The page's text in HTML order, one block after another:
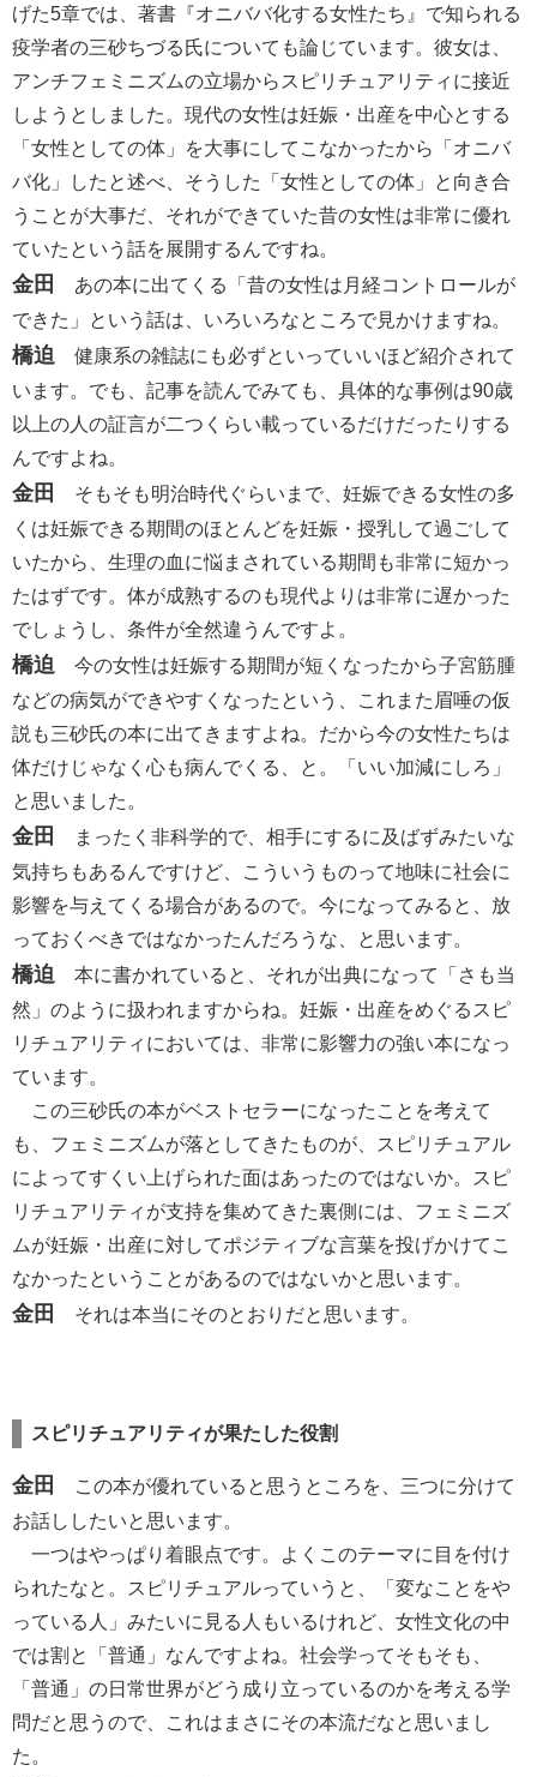
げた5章では、著書『オニババ化する女性たち』で知られる
疫学者の三砂ちづる氏についても論じています。彼女は、
アンチフェミニズムの立場からスピリチュアリティに接近
しようとしました。現代の女性は妊娠・出産を中心とする
「女性としての体」を大事にしてこなかったから「オニバ
バ化」したと述べ、そうした「女性としての体」と向き合
うことが大事だ、それができていた昔の女性は非常に優れ
ていたという話を展開するんですね。
金田
あの本に出てくる「昔の女性は月経コントロールが
できた」という話は、いろいろなところで見かけますね。
橋迫 健康系の雑誌にも必ずといっていいほど紹介されて
います。でも、記事を読んでみても、具体的な事例は90歳
以上の人の証言が二つくらい載っているだけだったりする
んですよね。
金田
そもそも明治時代ぐらいまで、妊娠できる女性の多
くは妊娠できる期間のほとんどを妊娠・授乳して過ごして
いたから、生理の血に悩まされている期間も非常に短かっ
たはずです。体が成熟するのも現代よりは非常に遅かった
でしょうし、条件が全然違うんですよ。
橋迫 今の女性は妊娠する期間が短くなったから子宮筋腫
などの病気ができやすくなったという、これまた眉唾の仮
説も三砂氏の本に出てきますよね。だから今の女性たちは
体だけじゃなく心も病んでくる、と。「いい加減にしろ」
と思いました。
金田
まったく非科学的で、相手にするに及ばずみたいな
気持ちもあるんですけど、こういうものって地味に社会に
影響を与えてくる場合があるので。今になってみると、放
っておくべきではなかったんだろうな、と思います。
橋迫 本に書かれていると、それが出典になって「さも当
然」のように扱われますからね。妊娠・出産をめぐるスピ
リチュアリティにおいては、非常に影響力の強い本になっ
ています。
この三砂氏の本がベストセラーになったことを考えて
も、フェミニズムが落としてきたものが、スピリチュアル
によってすくい上げられた面はあったのではないか。スピ
リチュアリティが支持を集めてきた裏側には、フェミニズ
ムが妊娠・出産に対してポジティブな言葉を投げかけてこ
なかったということがあるのではないかと思います。
金田 それは本当にそのとおりだと思います。
スピリチュアリティが果たした役割
金田
この本が優れていると思うところを、三つに分けて
お話ししたいと思います。
一つはやっぱり着眼点です。よくこのテーマに目を付け
られたなと。スピリチュアルっていうと、「変なことをや
っている人」みたいに見る人もいるけれど、女性文化の中
では割と「普通」なんですよね。社会学ってそもそも、
「普通」の日常世界がどう成り立っているのかを考える学
問だと思うので、これはまさにその本流だなと思いまし
た。